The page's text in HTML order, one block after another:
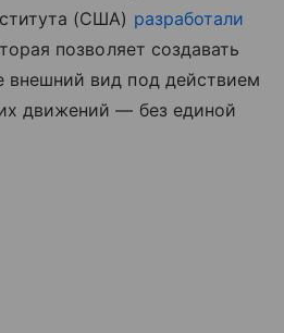
(США) разработали
позволяет создавать
вид под действием
движений — без единой